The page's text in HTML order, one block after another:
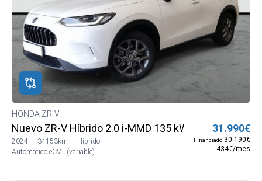
HONDA ZR-V
Nuevo ZR-V Híbrido 2.0 i-MMD 135 kW (184 CV)
2024 34153km
Híbrido
Automático eCVT (variable)
31.990€
Financiado 30.190€
434€/mes